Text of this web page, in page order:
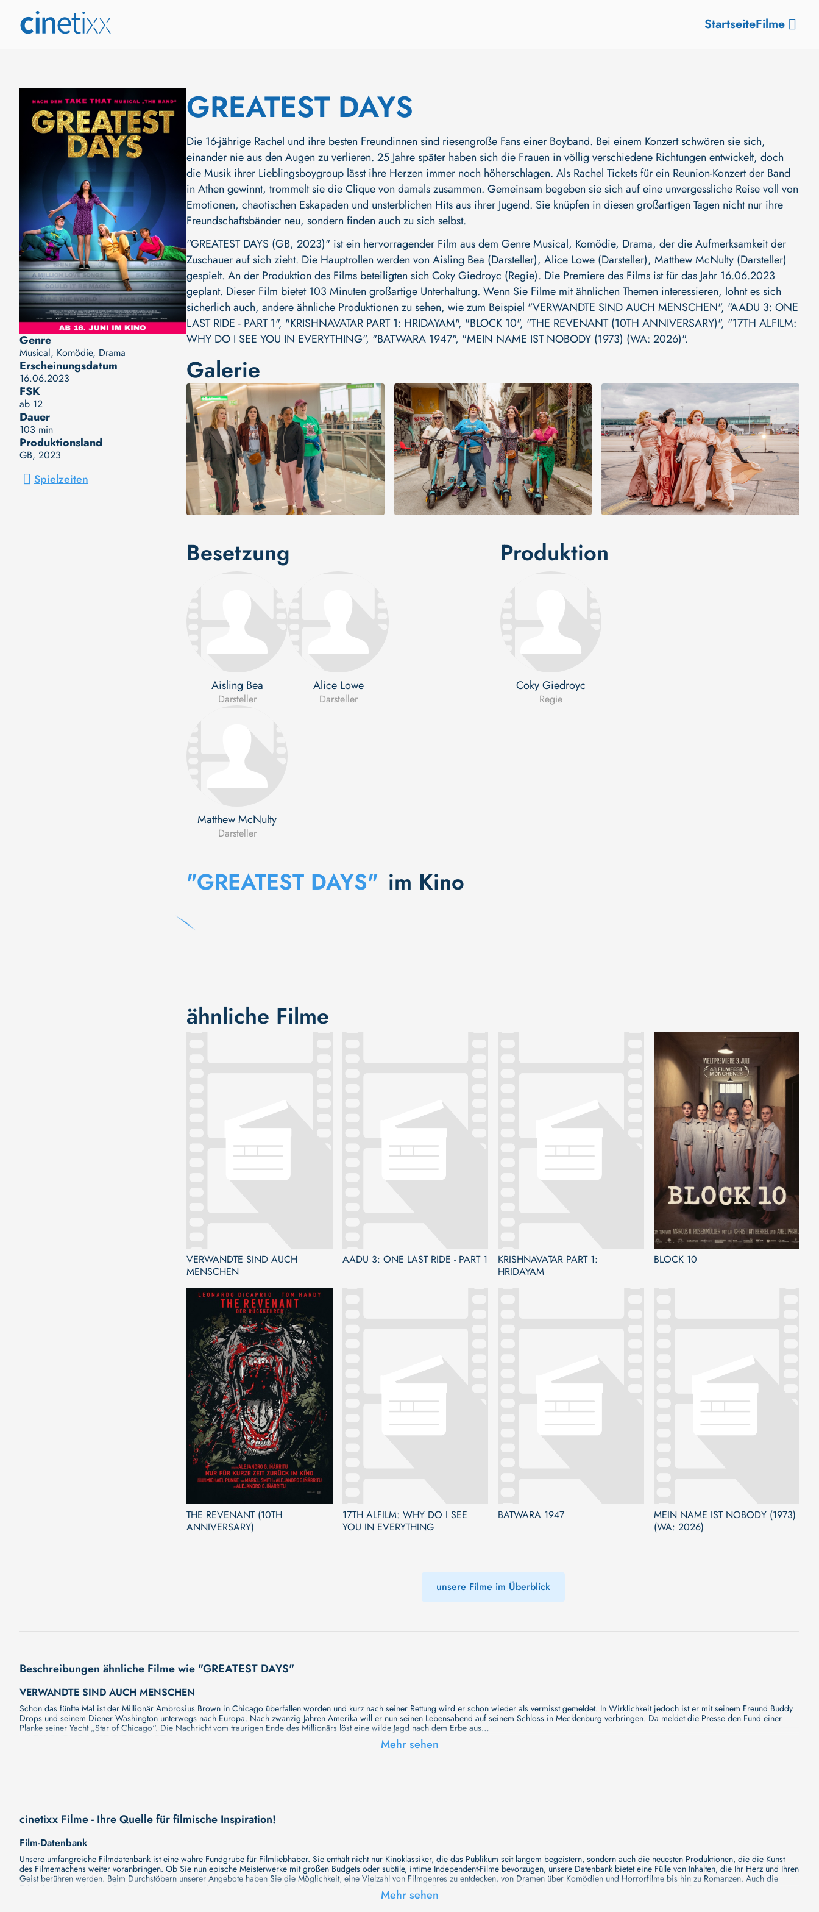
StartseiteFilme
Genre
Musical, Komödie, Drama
Erscheinungsdatum
16.06.2023
FSK
ab 12
Dauer
103 min
Produktionsland
GB, 2023
Spielzeiten
GREATEST DAYS
Die 16-jährige Rachel und ihre besten Freundinnen sind riesengroße Fans einer Boyband. Bei einem Konzert schwören sie sich,
einander nie aus den Augen zu verlieren. 25 Jahre später haben sich die Frauen in völlig verschiedene Richtungen entwickelt, doch
die Musik ihrer Lieblingsboygroup lässt ihre Herzen immer noch höherschlagen. Als Rachel Tickets für ein Reunion-Konzert der Band
in Athen gewinnt, trommelt sie die Clique von damals zusammen. Gemeinsam begeben sie sich auf eine unvergessliche Reise voll von
Emotionen, chaotischen Eskapaden und unsterblichen Hits aus ihrer Jugend. Sie knüpfen in diesen großartigen Tagen nicht nur ihre
Freundschaftsbänder neu, sondern finden auch zu sich selbst.
"GREATEST DAYS (GB, 2023)" ist ein hervorragender Film aus dem Genre Musical, Komödie, Drama, der die Aufmerksamkeit der
Zuschauer auf sich zieht. Die Hauptrollen werden von Aisling Bea (Darsteller), Alice Lowe (Darsteller), Matthew McNulty (Darsteller)
gespielt. An der Produktion des Films beteiligten sich Coky Giedroyc (Regie). Die Premiere des Films ist für das Jahr 16.06.2023
geplant. Dieser Film bietet 103 Minuten großartige Unterhaltung. Wenn Sie Filme mit ähnlichen Themen interessieren, lohnt es sich
sicherlich auch, andere ähnliche Produktionen zu sehen, wie zum Beispiel "VERWANDTE SIND AUCH MENSCHEN", "AADU 3: ONE
LAST RIDE - PART 1", "KRISHNAVATAR PART 1: HRIDAYAM", "BLOCK 10", "THE REVENANT (10TH ANNIVERSARY)", "17TH ALFILM:
WHY DO I SEE YOU IN EVERYTHING", "BATWARA 1947", "MEIN NAME IST NOBODY (1973) (WA: 2026)".
Galerie
Besetzung
Aisling Bea
Darsteller
Alice Lowe
Darsteller
Matthew McNulty
Darsteller
Produktion
Coky Giedroyc
Regie
"GREATEST DAYS" im Kino
ähnliche Filme
VERWANDTE SIND AUCH
MENSCHEN
AADU 3: ONE LAST RIDE - PART 1
KRISHNAVATAR PART 1:
HRIDAYAM
BLOCK 10
THE REVENANT (10TH
ANNIVERSARY)
17TH ALFILM: WHY DO I SEE
YOU IN EVERYTHING
BATWARA 1947
MEIN NAME IST NOBODY (1973)
(WA: 2026)
unsere Filme im Überblick
Beschreibungen ähnliche Filme wie "GREATEST DAYS"
VERWANDTE SIND AUCH MENSCHEN
Schon das fünfte Mal ist der Millionär Ambrosius Brown in Chicago überfallen worden und kurz nach seiner Rettung wird er schon wieder als vermisst gemeldet. In Wirklichkeit jedoch ist er mit seinem Freund Buddy
Drops und seinem Diener Washington unterwegs nach Europa. Nach zwanzig Jahren Amerika will er nun seinen Lebensabend auf seinem Schloss in Mecklenburg verbringen. Da meldet die Presse den Fund einer
Planke seiner Yacht „Star of Chicago“. Die Nachricht vom traurigen Ende des Millionärs löst eine wilde Jagd nach dem Erbe aus…
BLOCK 10
Unser neuer Film "BLOCK 10" wird Sie bald mit seiner großartigen Geschichte überraschen. Wir haben noch keine vollständige Beschreibung, aber wir können Ihnen versprechen, dass sie bald erscheinen wird. Eine
fesselnde Handlung, ungewöhnliche Charaktere und unerforschte Geheimnisse erwarten Sie in unserem Film. Bleiben Sie dran für etwas Besonderes - wir werden jede Minute mehr Details enthüllen!
THE REVENANT (10TH ANNIVERSARY)
The Revenant: Der Rückkehrer Re-Release Spektakulär in jeder Hinsicht: Zum 10jährigen Jubiläum kehrt das mehrfach Oscar® prämierte und außergewöhnlich bildgewaltige Filmepos THE REVENANT:DER
RÜCKKEHRER von 2.-5. April noch einmal zurück auf die große Leinwand.
Mehr sehen
cinetixx Filme - Ihre Quelle für filmische Inspiration!
Film-Datenbank
Unsere umfangreiche Filmdatenbank ist eine wahre Fundgrube für Filmliebhaber. Sie enthält nicht nur Kinoklassiker, die das Publikum seit langem begeistern, sondern auch die neuesten Produktionen, die die Kunst
des Filmemachens weiter voranbringen. Ob Sie nun epische Meisterwerke mit großen Budgets oder subtile, intime Independent-Filme bevorzugen, unsere Datenbank bietet eine Fülle von Inhalten, die Ihr Herz und Ihren
Geist berühren werden. Beim Durchstöbern unserer Angebote haben Sie die Möglichkeit, eine Vielzahl von Filmgenres zu entdecken, von Dramen über Komödien und Horrorfilme bis hin zu Romanzen. Auch die
Erkundung verschiedener Regiestile kommt nicht zu kurz, von klassischen Erzählungen bis hin zu Experimenten mit Form und Inhalt. Wir wollen, dass unsere Plattform mehr ist als nur ein Ort, an dem man beliebte
Hollywood-Hits findet. Natürlich gibt es auch diese, aber darüber hinaus bemühen wir uns, Meisterwerke des unabhängigen Kinos zu zeigen, die von den Mainstream-Medien oft nicht gewürdigt werden. Aus diesem
Mehr sehen